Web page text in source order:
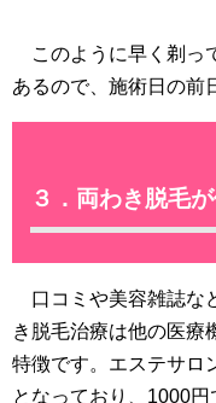
このように早く剃っ
あるので、施術日の前
３．両わき脱毛
口コミや美容雑誌な
き脱毛治療は他の医療
特徴です。エステサロ
となっており、1000